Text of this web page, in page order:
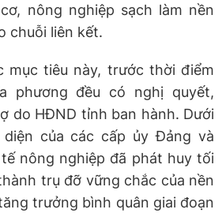
nông nghiệp sạch làm nền
chuỗi liên kết.
mục tiêu này, trước thời điểm
phương đều có nghị quyết,
do HĐND tỉnh ban hành. Dưới
của các cấp ủy Đảng và
nông nghiệp đã phát huy tối
trụ đỡ vững chắc của nền
trưởng bình quân giai đoạn